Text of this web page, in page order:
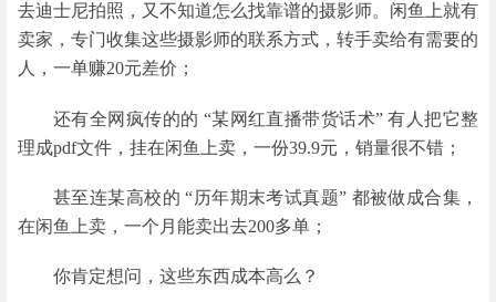
去迪士尼拍照，又不知道怎么找靠谱的摄影师。闲鱼上就有
卖家，专门收集这些摄影师的联系方式，转手卖给有需要的
人，一单赚20元差价；
还有全网疯传的的 “某网红直播带货话术” 有人把它整
理成pdf文件，挂在闲鱼上卖，一份39.9元，销量很不错；
甚至连某高校的 “历年期末考试真题” 都被做成合集，
在闲鱼上卖，一个月能卖出去200多单；
你肯定想问，这些东西成本高么？